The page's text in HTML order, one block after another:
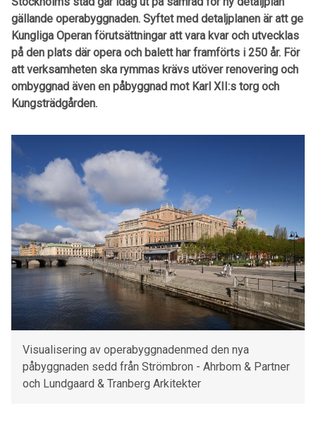
gällande operabyggnaden. Syftet med detaljplanen är att ge
Kungliga Operan förutsättningar att vara kvar och utvecklas
på den plats där opera och balett har framförts i 250 år. För
att verksamheten ska rymmas krävs utöver renovering och
ombyggnad även en påbyggnad mot Karl XII:s torg och
Kungsträdgården.
Visualisering av operabyggnadenmed den nya
påbyggnaden sedd från Strömbron - Ahrbom & Partner
och Lundgaard & Tranberg Arkitekter